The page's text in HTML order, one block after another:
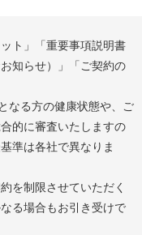
ト」「重要事項説明書
知らせ）」「ご契約の
なる方の健康状態や、ご
的に審査いたしますの
準は各社で異なりま
を制限させていただく
る場合もお引き受けで